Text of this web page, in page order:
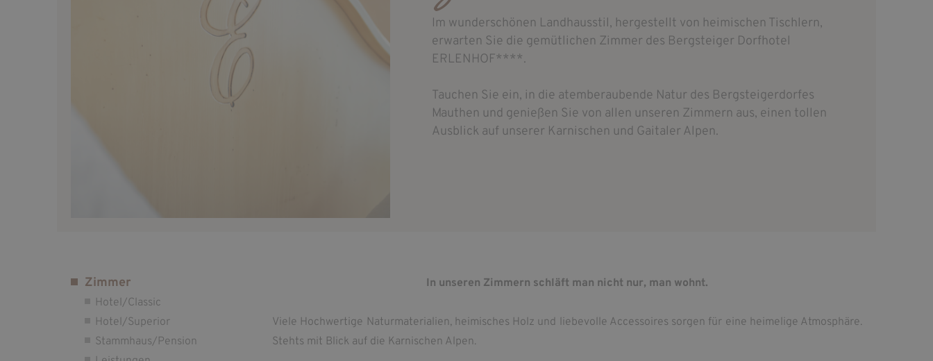
Im wunderschönen Landhausstil, hergestellt von heimischen Tischlern,
erwarten Sie die gemütlichen Zimmer des Bergsteiger Dorfhotel
ERLENHOF****.
Tauchen Sie ein, in die atemberaubende Natur des Bergsteigerdorfes
Mauthen und genießen Sie von allen unseren Zimmern aus, einen tollen
Ausblick auf unserer Karnischen und Gaitaler Alpen.
Zimmer
Hotel/Classic
Hotel/Superior
Stammhaus/Pension
In unseren Zimmern schläft man nicht nur, man wohnt.
Viele Hochwertige Naturmaterialien, heimisches Holz und liebevolle Accessoires sorgen für eine heimelige Atmosphäre.
Stehts mit Blick auf die Karnischen Alpen.